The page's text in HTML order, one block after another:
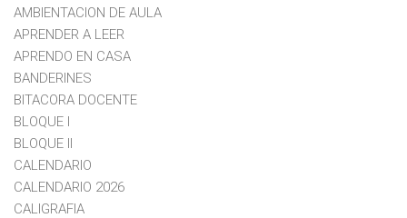
AMBIENTACION DE AULA
APRENDER A LEER
APRENDO EN CASA
BANDERINES
BITACORA DOCENTE
BLOQUE I
BLOQUE II
CALENDARIO
CALENDARIO 2026
CALIGRAFIA